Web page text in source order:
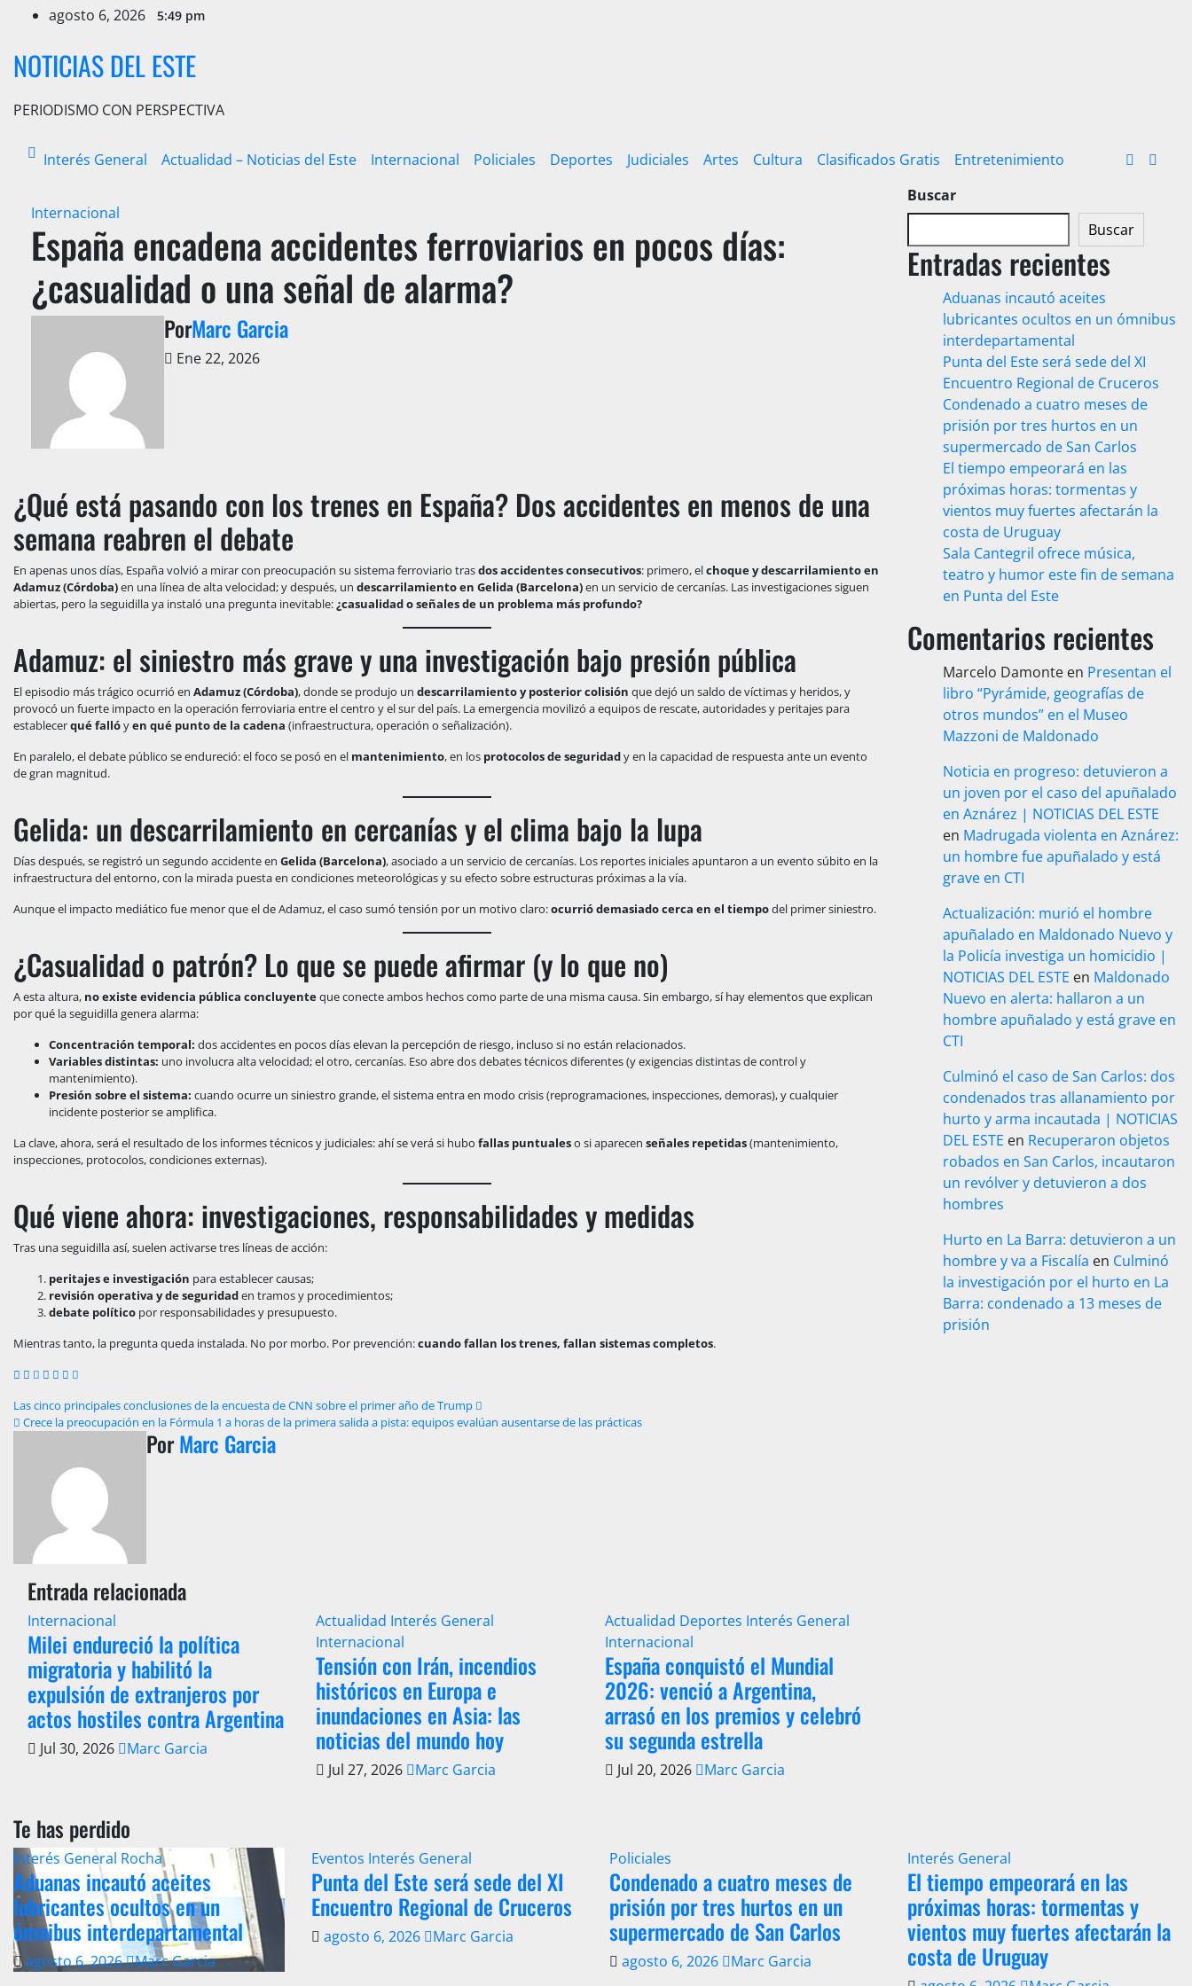
contenido
agosto 6, 2026 5:49 pm
NOTICIAS DEL ESTE
PERIODISMO CON PERSPECTIVA
Interés General Actualidad – Noticias del Este Internacional Policiales Deportes Judiciales Artes Cultura Clasificados Gratis Entretenimiento
Internacional
España encadena accidentes ferroviarios en pocos días:
¿casualidad o una señal de alarma?
PorMarc Garcia
Ene 22, 2026
¿Qué está pasando con los trenes en España? Dos accidentes en menos de una
semana reabren el debate
En apenas unos días, España volvió a mirar con preocupación su sistema ferroviario trasdos accidentes consecutivos: primero, elchoque y descarrilamiento en
Adamuz (Córdoba)en una línea de alta velocidad; y después, un descarrilamiento en Gelida (Barcelona)en un servicio de cercanías. Las investigaciones siguen
abiertas, pero la seguidilla ya instaló una pregunta inevitable:¿casualidad o señales de un problema más profundo?
Adamuz: el siniestro más grave y una investigación bajo presión pública
El episodio más trágico ocurrió en Adamuz (Córdoba), donde se produjo un descarrilamiento y posterior colisión que dejó un saldo de víctimas y heridos, y
provocó un fuerte impacto en la operación ferroviaria entre el centro y el sur del país. La emergencia movilizó a equipos de rescate, autoridades y peritajes para
establecerqué fallóyen qué punto de la cadena (infraestructura, operación o señalización).
En paralelo, el debate público se endureció: el foco se posó en el mantenimiento, en los protocolos de seguridady en la capacidad de respuesta ante un evento
de gran magnitud.
Gelida: un descarrilamiento en cercanías y el clima bajo la lupa
Días después, se registró un segundo accidente en Gelida (Barcelona), asociado a un servicio de cercanías. Los reportes iniciales apuntaron a un evento súbito en la
infraestructura del entorno, con la mirada puesta en condiciones meteorológicas y su efecto sobre estructuras próximas a la vía.
Aunque el impacto mediático fue menor que el de Adamuz, el caso sumó tensión por un motivo claro:ocurrió demasiado cerca en el tiempodel primer siniestro.
¿Casualidad o patrón? Lo que se puede afirmar (y lo que no)
A esta altura, no existe evidencia pública concluyenteque conecte ambos hechos como parte de una misma causa. Sin embargo, sí hay elementos que explican
por qué la seguidilla genera alarma:
Concentración temporal: dos accidentes en pocos días elevan la percepción de riesgo, incluso si no están relacionados.
Variables distintas: uno involucra alta velocidad; el otro, cercanías. Eso abre dos debates técnicos diferentes (y exigencias distintas de control y
mantenimiento).
Presión sobre el sistema: cuando ocurre un siniestro grande, el sistema entra en modo crisis (reprogramaciones, inspecciones, demoras), y cualquier
incidente posterior se amplifica.
La clave, ahora, será el resultado de los informes técnicos y judiciales: ahí se verá si hubo fallas puntualeso si aparecen señales repetidas(mantenimiento,
inspecciones, protocolos, condiciones externas).
Qué viene ahora: investigaciones, responsabilidades y medidas
Tras una seguidilla así, suelen activarse tres líneas de acción:
peritajes e investigación para establecer causas;
revisión operativa y de seguridaden tramos y procedimientos;
debate político por responsabilidades y presupuesto.
Mientras tanto, la pregunta queda instalada. No por morbo. Por prevención:cuando fallan los trenes, fallan sistemas completos.
Navegación
entradas
Las cinco principales conclusiones de la encuesta de CNN sobre el primer año de Trump
Crece la preocupación en la Fórmula 1 a horas de la primera salida a pista: equipos evalúan ausentarse de las prácticas
PorMarc Garcia
Entrada relacionada
Internacional
Milei endureció la política
migratoria y habilitó la
expulsión de extranjeros por
actos hostiles contra Argentina
Jul 30, 2026 Marc Garcia
Actualidad Interés General
Internacional
Tensión con Irán, incendios
históricos en Europa e
inundaciones en Asia: las
noticias del mundo hoy
Jul 27, 2026 Marc Garcia
Actualidad Deportes Interés General
Internacional
España conquistó el Mundial
2026: venció a Argentina,
arrasó en los premios y celebró
su segunda estrella
Jul 20, 2026 Marc Garcia
Buscar
Buscar
Entradas recientes
Aduanas incautó aceites
lubricantes ocultos en un ómnibus
interdepartamental
Punta del Este será sede del XI
Encuentro Regional de Cruceros
Condenado a cuatro meses de
prisión por tres hurtos en un
supermercado de San Carlos
El tiempo empeorará en las
próximas horas: tormentas y
vientos muy fuertes afectarán la
costa de Uruguay
Sala Cantegril ofrece música,
teatro y humor este fin de semana
en Punta del Este
Comentarios recientes
Marcelo Damonte en Presentan el
libro “Pyrámide, geografías de
otros mundos” en el Museo
Mazzoni de Maldonado
Noticia en progreso: detuvieron a
un joven por el caso del apuñalado
en Aznárez | NOTICIAS DEL ESTE
en Madrugada violenta en Aznárez:
un hombre fue apuñalado y está
grave en CTI
Actualización: murió el hombre
apuñalado en Maldonado Nuevo y
la Policía investiga un homicidio |
NOTICIAS DEL ESTE en Maldonado
Nuevo en alerta: hallaron a un
hombre apuñalado y está grave en
CTI
Culminó el caso de San Carlos: dos
condenados tras allanamiento por
hurto y arma incautada | NOTICIAS
DEL ESTE en Recuperaron objetos
robados en San Carlos, incautaron
un revólver y detuvieron a dos
hombres
Hurto en La Barra: detuvieron a un
hombre y va a Fiscalía en Culminó
la investigación por el hurto en La
Barra: condenado a 13 meses de
prisión
Te has perdido
Interés General Rocha
Aduanas incautó aceites
lubricantes ocultos en un
ómnibus interdepartamental
agosto 6, 2026 Marc Garcia
Eventos Interés General
Punta del Este será sede del XI
Encuentro Regional de Cruceros
agosto 6, 2026 Marc Garcia
Policiales
Condenado a cuatro meses de
prisión por tres hurtos en un
supermercado de San Carlos
agosto 6, 2026 Marc Garcia
Interés General
El tiempo empeorará en las
próximas horas: tormentas y
vientos muy fuertes afectarán la
costa de Uruguay